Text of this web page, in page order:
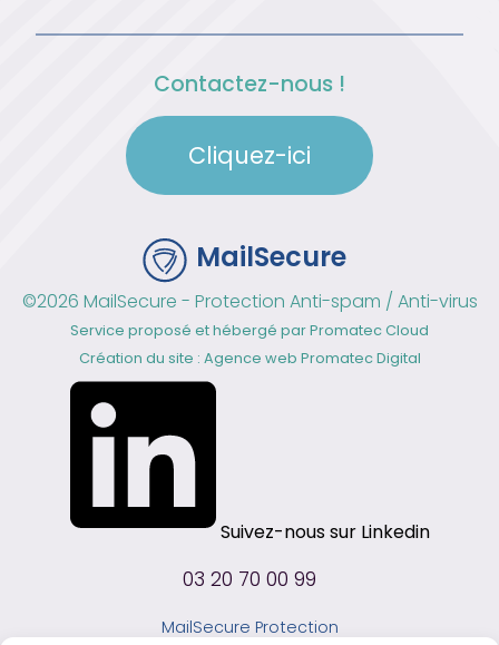
Contactez-nous !
Cliquez-ici
MailSecure
©2026 MailSecure - Protection Anti-spam / Anti-virus
Service proposé et hébergé parPromatec Cloud
Création du site : Agence web Promatec Digital
Suivez-nous sur Linkedin
03 20 70 00 99
MailSecure Protection